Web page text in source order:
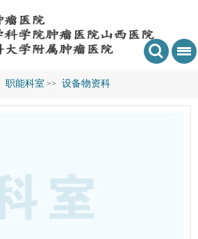
职能科室 >> 设备物资科